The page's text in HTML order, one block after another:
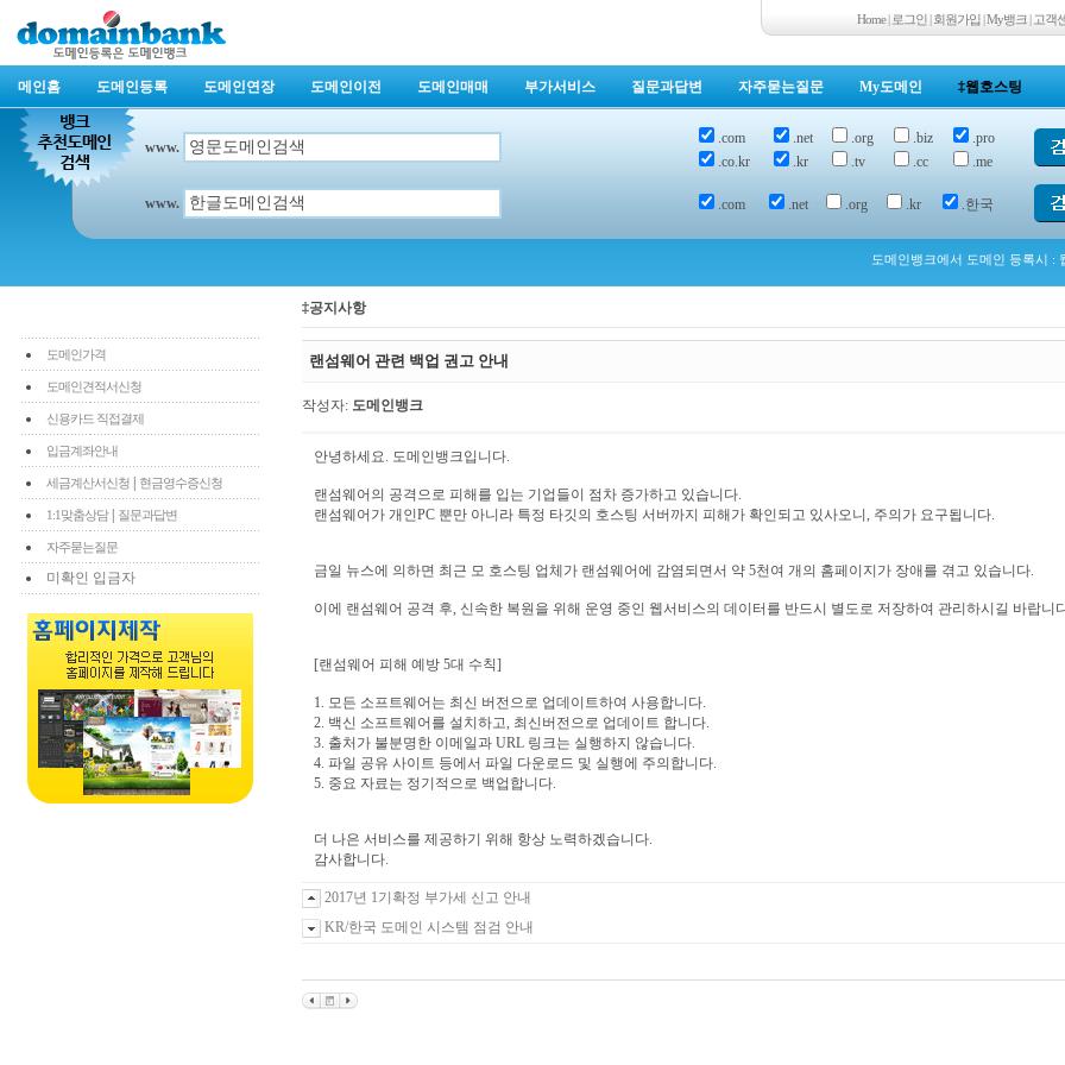
Home| 로그인|회원가입|My뱅크| 고객
메인홈 도메인등록 도메인연장 도메인이전 도메인매매 부가서비스 질문과답변 자주묻는질문 My도메인 ‡웹호스팅
www.
.com .net .org .biz
.pro
.co.kr
.kr .tv .cc .me
www. .com .net .org .kr .한국
도메인뱅크에서 도메인 등록시 :
도메인가격
도메인견적서신청
신용카드 직접결제
입금계좌안내
세금계산서신청 현금영수증신청
1:1맞춤상담| 질문과답변
자주묻는질문
미확인 입금자
‡공지사항
랜섬웨어 관련 백업 권고 안내
작성자: 도메인뱅크
안녕하세요. 도메인뱅크입니다.
랜섬웨어의 공격으로 피해를 입는 기업들이 점차 증가하고 있습니다.
랜섬웨어가 개인PC 뿐만 아니라 특정 타깃의 호스팅 서버까지 피해가 확인되고 있사오니, 주의가 요구됩니다.
금일 뉴스에 의하면 최근 모 호스팅 업체가 랜섬웨어에 감염되면서 약 5천여 개의 홈페이지가 장애를 겪고 있습니다.
이에 랜섬웨어 공격 후, 신속한 복원을 위해 운영 중인 웹서비스의 데이터를 반드시 별도로 저장하여 관리하시길 바랍니
[랜섬웨어 피해 예방 5대 수칙]
1. 모든 소프트웨어는 최신 버전으로 업데이트하여 사용합니다.
2. 백신 소프트웨어를 설치하고, 최신버전으로 업데이트 합니다.
3. 출처가 불분명한 이메일과 URL 링크는 실행하지 않습니다.
4. 파일 공유 사이트 등에서 파일 다운로드 및 실행에 주의합니다.
5. 중요 자료는 정기적으로 백업합니다.
더 나은 서비스를 제공하기 위해 항상 노력하겠습니다.
감사합니다.
2017년 1기확정 부가세 신고 안내
KR/한국 도메인 시스템 점검 안내